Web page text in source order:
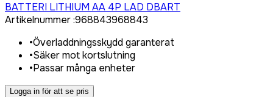
BATTERI LITHIUM AA 4P LAD DBART
Artikelnummer:968843968843
•Överladdningsskydd garanterat
•Säker mot kortslutning
•Passar många enheter
Logga in för att se pris